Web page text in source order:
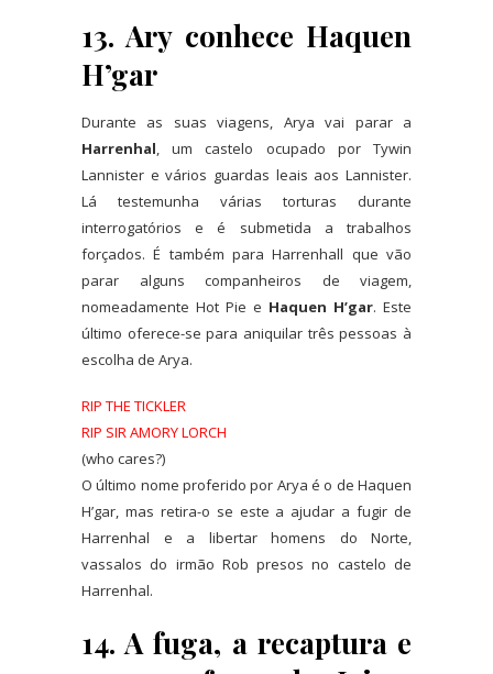
13. Ary conhece Haquen
H’gar
Durante as suas viagens, Arya vai parar a
Harrenhal, um castelo ocupado por Tywin
Lannister e vários guardas leais aos Lannister.
Lá testemunha várias torturas durante
interrogatórios e é submetida a trabalhos
forçados. É também para Harrenhall que vão
parar alguns companheiros de viagem,
nomeadamente Hot Pie e Haquen H’gar. Este
último oferece-se para aniquilar três pessoas à
escolha de Arya.
RIP THE TICKLER
RIP SIR AMORY LORCH
(who cares?)
O último nome proferido por Arya é o de Haquen
H’gar, mas retira-o se este a ajudar a fugir de
Harrenhal e a libertar homens do Norte,
vassalos do irmão Rob presos no castelo de
Harrenhal.
14. A fuga, a recaptura e